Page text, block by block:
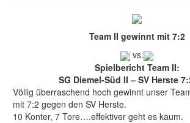
Team II gewinnt mit 7:2
vs.
Spielbericht Team II:
SG Diemel-Süd II – SV Herste
Völlig überraschend hoch gewinnt unser
mit 7:2 gegen den SV Herste.
10 Konter, 7 Tore….effektiver geht es kaum.